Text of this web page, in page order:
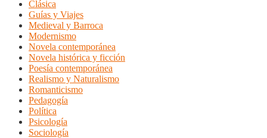
Clásica
Guías y Viajes
Medieval y Barroca
Modernismo
Novela contemporánea
Novela histórica y ficción
Poesía contemporánea
Realismo y Naturalismo
Romanticismo
Pedagogía
Política
Psicología
Sociología